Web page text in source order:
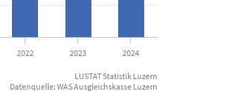
2022 2023 2024
LUSTAT Statistik Luzern
Datenquelle: WAS Ausgleichskasse Luzern